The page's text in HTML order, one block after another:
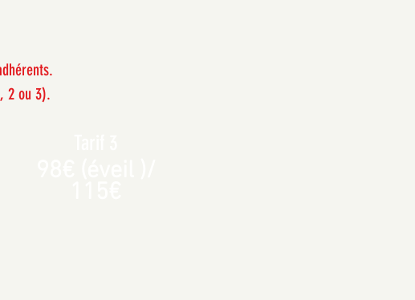
2 ou 3).